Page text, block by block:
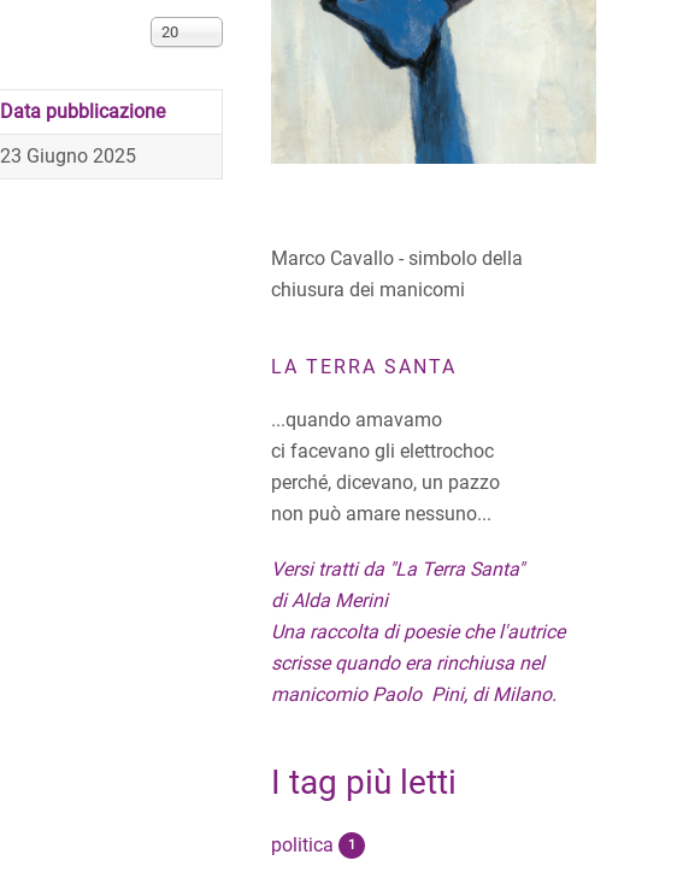
Visualizza n.
20
Data pubblicazione
23 Giugno 2025
Marco Cavallo - simbolo della
chiusura dei manicomi
LA TERRA SANTA
...quando amavamo
ci facevano gli elettrochoc
perché, dicevano, un pazzo
non può amare nessuno...
Versi tratti da "La Terra Santa"
di Alda Merini
Una raccolta di poesie che l'autrice
scrisse quando era rinchiusa nel
manicomio Paolo Pini, di Milano.
I tag più letti
politica 1